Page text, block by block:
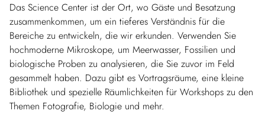
Das Science Center ist der Ort, wo Gäste und Besatzung
zusammenkommen, um ein tieferes Verständnis für die
Bereiche zu entwickeln, die wir erkunden. Verwenden Sie
hochmoderne Mikroskope, um Meerwasser, Fossilien und
biologische Proben zu analysieren, die Sie zuvor im Feld
gesammelt haben. Dazu gibt es Vortragsräume, eine kleine
Bibliothek und spezielle Räumlichkeiten für Workshops zu den
Themen Fotografie, Biologie und mehr.